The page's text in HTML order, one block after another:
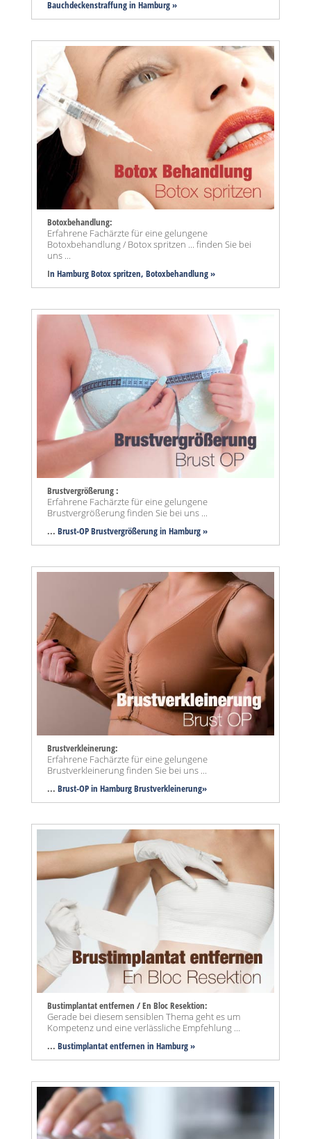
Bauchdeckenstraffungin Hamburg »
Botoxbehandlung:
Erfahrene Fachärzte für eine gelungene
Botoxbehandlung / Botox spritzen ... finden Sie bei
uns ...
In Hamburg Botox spritzen, Botoxbehandlung »
Brustvergrößerung :
Erfahrene Fachärzte für eine gelungene
Brustvergrößerung finden Sie bei uns ...
... Brust-OP Brustvergrößerung in Hamburg »
Brustverkleinerung:
Erfahrene Fachärzte für eine gelungene
Brustverkleinerung finden Sie bei uns ...
... Brust-OP in Hamburg Brustverkleinerung»
Bustimplantat entfernen / En Bloc Resektion:
Gerade bei diesem sensiblen Thema geht es um
Kompetenz und eine verlässliche Empfehlung ...
... Bustimplantat entfernen in Hamburg »